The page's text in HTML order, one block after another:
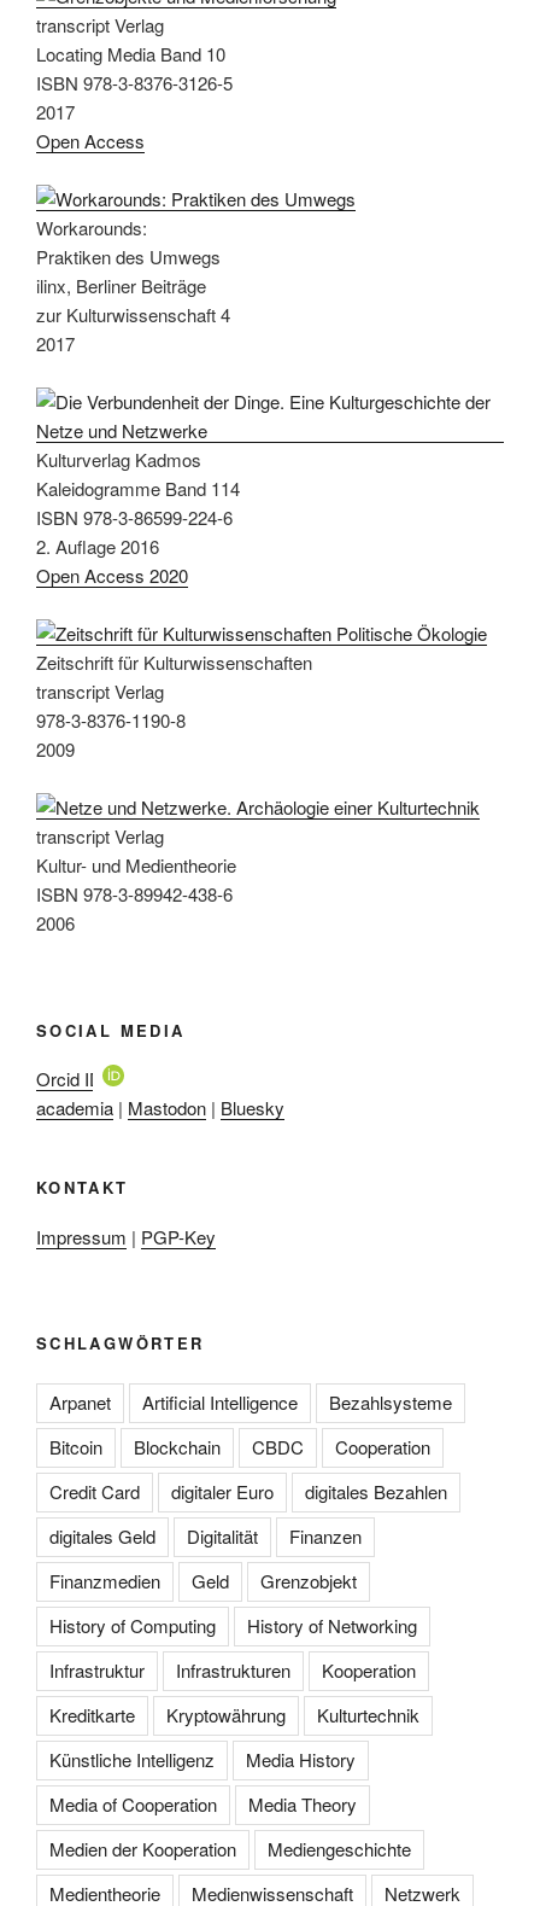
transcript Verlag
Locating Media Band 10
ISBN 978-3-8376-3126-5
2017
Open Access
Workarounds:
Praktiken des Umwegs
ilinx, Berliner Beiträge
zur Kulturwissenschaft 4
2017
Kulturverlag Kadmos
Kaleidogramme Band 114
ISBN 978-3-86599-224-6
2. Auflage 2016
Open Access 2020
Zeitschrift für Kulturwissenschaften
transcript Verlag
978-3-8376-1190-8
2009
transcript Verlag
Kultur- und Medientheorie
ISBN 978-3-89942-438-6
2006
SOCIAL MEDIA
Orcid ID
academia | Mastodon | Bluesky
KONTAKT
Impressum | PGP-Key
SCHLAGWÖRTER
Arpanet Artificial Intelligence
Bezahlsysteme
Bitcoin
Blockchain CBDC
Cooperation
Credit Card
digitaler Euro
digitales Bezahlen
digitales Geld
Digitalität
Finanzen
Finanzmedien
Geld
Grenzobjekt
History of Computing
History of Networking
Infrastruktur
Infrastrukturen
Kooperation
Kreditkarte
Kryptowährung
Kulturtechnik
Künstliche Intelligenz
Media History
Media of Cooperation
Media Theory
Medien der Kooperation
Mediengeschichte
Medientheorie
Medienwissenschaft Netzwerk